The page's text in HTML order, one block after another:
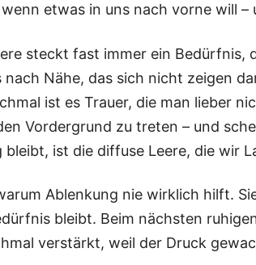
etwas in uns nach vor­ne will –
steckt fast immer ein Bedürf­nis,
nach Nähe, das sich nicht zei­gen
ist es Trau­er, die man lie­ber
Vor­der­grund zu tre­ten – und
bleibt, ist die dif­fu­se Lee­re, die wir
Ablen­kung nie wirk­lich hilft.
bleibt. Beim nächs­ten
ver­stärkt, weil der Druck